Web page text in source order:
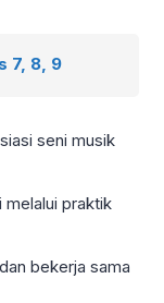
7, 8, 9
seni musik
melalui praktik
bekerja sama